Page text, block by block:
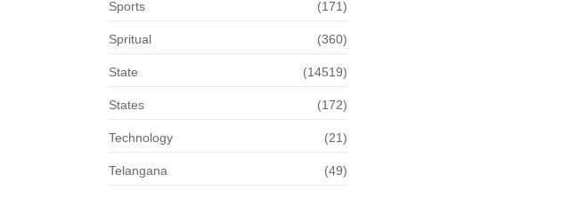
Sports (171)
Spritual (360)
State (14519)
States (172)
Technology (21)
Telangana (49)